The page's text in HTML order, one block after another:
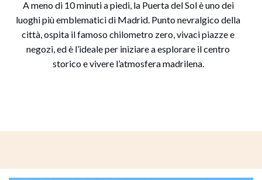
A meno di 10 minuti a piedi, la Puerta del Sol è uno dei
luoghi più emblematici di Madrid. Punto nevralgico della
città, ospita il famoso chilometro zero, vivaci piazze e
negozi, ed è l’ideale per iniziare a esplorare il centro
storico e vivere l’atmosfera madrilena.